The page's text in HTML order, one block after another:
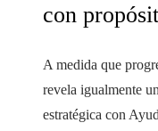
con
A medida que
revela igualmente
estratégica con